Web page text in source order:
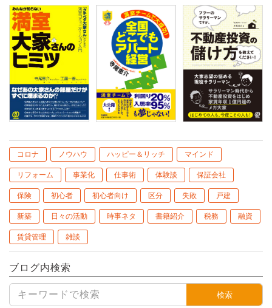
コロナ ノウハウ ハッピー＆リッチ マインド
リフォーム 事業化 仕事術 体験談 保証会社
保険 初心者 初心者向け 区分 失敗 戸建
新築 日々の活動 時事ネタ 書籍紹介 税務 融資
賃貸管理 雑談
ブログ内検索
検索